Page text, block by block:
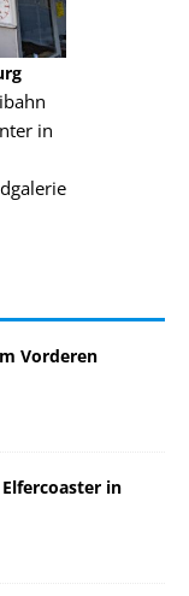
in
Vorderen
in